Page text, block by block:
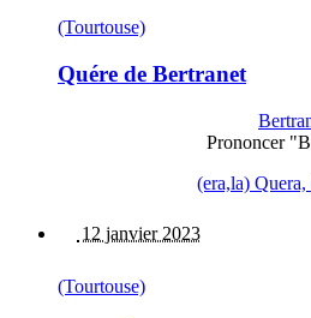
(Tourtouse)
Quére de Bertranet
Prononcer
(era,la)
12 janvier 2023
(Tourtouse)